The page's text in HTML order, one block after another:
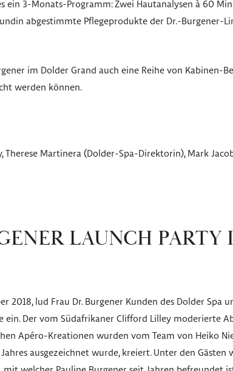
ein 3-Monats-Programm: Zwei Hautanalysen à 60
abgestimmte Pflegeprodukte der Dr.-Burgener-
im Dolder Grand auch eine Reihe von Kabinen-
werden können.
Therese Martinera (Dolder-Spa-Direktorin), Mark
LAUNCH
2018, lud Frau Dr. Burgener Kunden des Dolder
ein. Der vom Südafrikaner Clifford Lilley moderierte
Apéro-Kreationen wurden vom Team von Heiko
ausgezeichnet wurde, kreiert. Unter den Gästen